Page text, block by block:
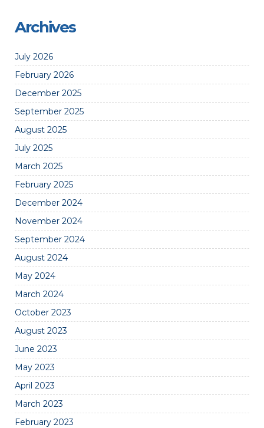
Archives
July 2026
February 2026
December 2025
September 2025
August 2025
July 2025
March 2025
February 2025
December 2024
November 2024
September 2024
August 2024
May 2024
March 2024
October 2023
August 2023
June 2023
May 2023
April 2023
March 2023
February 2023